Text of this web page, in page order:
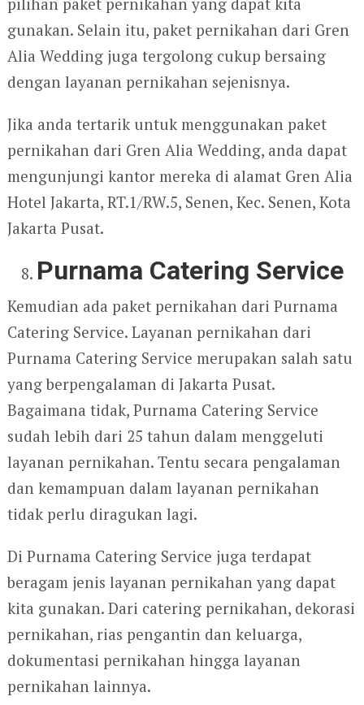
gunakan. Selain itu, paket pernikahan dari Gren
Alia Wedding juga tergolong cukup bersaing
dengan layanan pernikahan sejenisnya.
Jika anda tertarik untuk menggunakan paket
pernikahan dari Gren Alia Wedding, anda dapat
mengunjungi kantor mereka di alamat Gren Alia
Hotel Jakarta, RT.1/RW.5, Senen, Kec. Senen, Kota
Jakarta Pusat.
Purnama Catering Service
Kemudian ada paket pernikahan dari Purnama
Catering Service. Layanan pernikahan dari
Purnama Catering Service merupakan salah satu
yang berpengalaman di Jakarta Pusat.
Bagaimana tidak, Purnama Catering Service
sudah lebih dari 25 tahun dalam menggeluti
layanan pernikahan. Tentu secara pengalaman
dan kemampuan dalam layanan pernikahan
tidak perlu diragukan lagi.
Di Purnama Catering Service juga terdapat
beragam jenis layanan pernikahan yang dapat
kita gunakan. Dari catering pernikahan, dekorasi
pernikahan, rias pengantin dan keluarga,
dokumentasi pernikahan hingga layanan
pernikahan lainnya.